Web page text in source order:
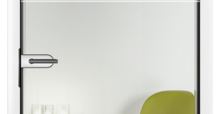
Dachboden­treppen